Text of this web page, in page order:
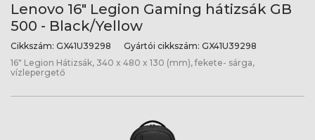
Lenovo 16" Legion Gaming hátizsák GB
500 - Black/Yellow
Cikkszám: GX41U39298 Gyártói cikkszám: GX41U39298
16" Legion Hátizsák, 340 x 480 x 130 (mm), fekete- sárga,
vízlepergető